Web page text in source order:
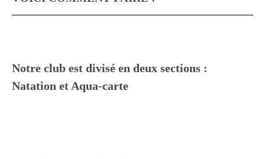
Notre club est divisé en deux sections :
Natation et Aqua-carte